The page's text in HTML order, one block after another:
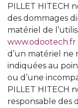
PILLET HITECH
des dommages
matériel de
www.odootech.fr
d’un matériel ne
indiquées au
ou d’une
PILLET HITECH
responsable des